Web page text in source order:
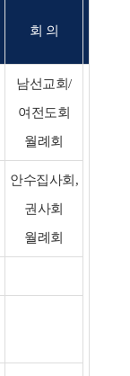
회 의
남선교회/
여전도회
월례회
안수집사회,
권사회
월례회